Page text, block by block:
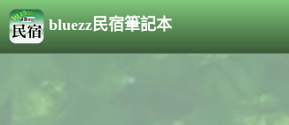
bluezz民宿筆記本